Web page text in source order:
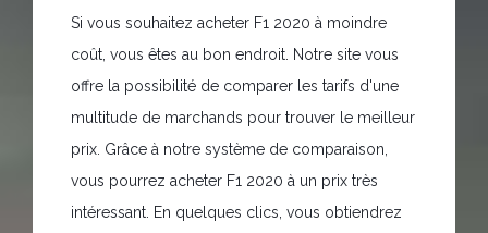
Si vous souhaitez acheter F1 2020 à moindre
coût, vous êtes au bon endroit. Notre site vous
offre la possibilité de comparer les tarifs d'une
multitude de marchands pour trouver le meilleur
prix. Grâce à notre système de comparaison,
vous pourrez acheter F1 2020 à un prix très
intéressant. En quelques clics, vous obtiendrez